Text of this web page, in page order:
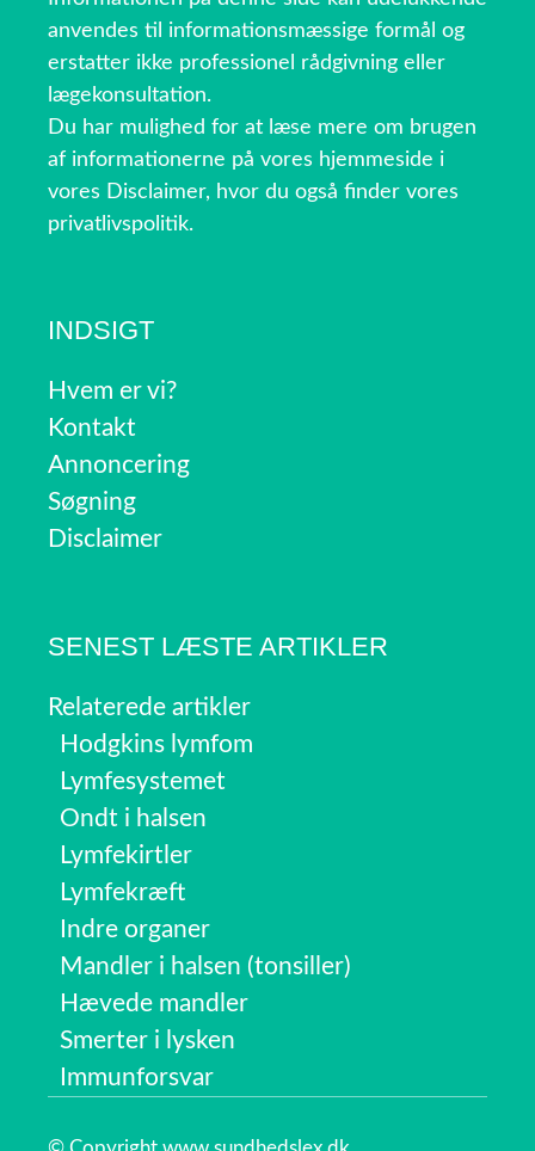
anvendes til informationsmæssige formål og
erstatter ikke professionel rådgivning eller
lægekonsultation.
Du har mulighed for at læse mere om brugen
af informationerne på vores hjemmeside i
vores Disclaimer, hvor du også finder vores
privatlivspolitik.
INDSIGT
Hvem er vi?
Kontakt
Annoncering
Søgning
Disclaimer
SENEST LÆSTE ARTIKLER
Relaterede artikler
Hodgkins lymfom
Lymfesystemet
Ondt i halsen
Lymfekirtler
Lymfekræft
Indre organer
Mandler i halsen (tonsiller)
Hævede mandler
Smerter i lysken
Immunforsvar